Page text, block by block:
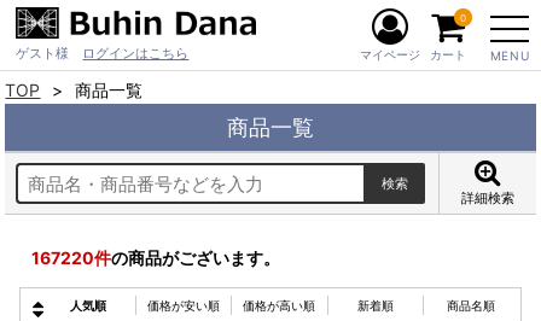
ゲスト様 ログインはこちら MENU
マイページ カート
0
TOP 商品一覧
商品一覧
詳細検索
167220件の商品がございます。
人気順 価格が安い順 価格が高い順 新着順 商品名順